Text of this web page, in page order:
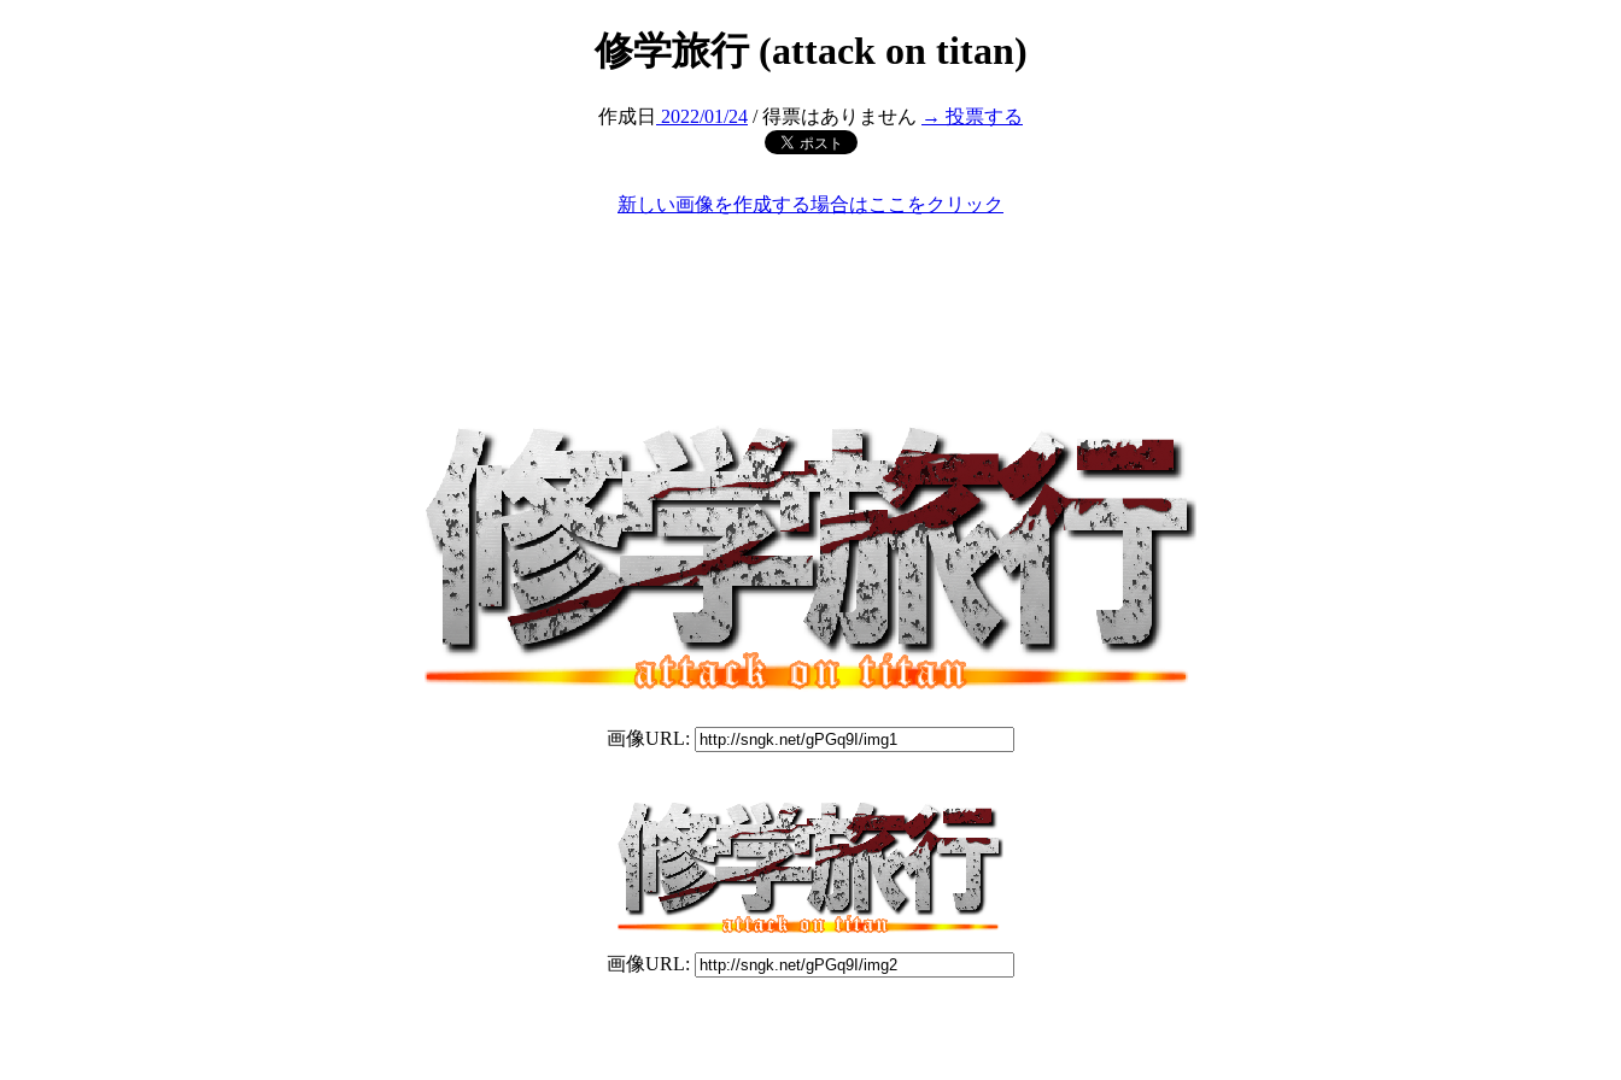
修学旅行 (attack on titan)
作成日 2022/01/24 / 得票はありません → 投票する
新しい画像を作成する場合はここをクリック
画像URL:
画像URL: